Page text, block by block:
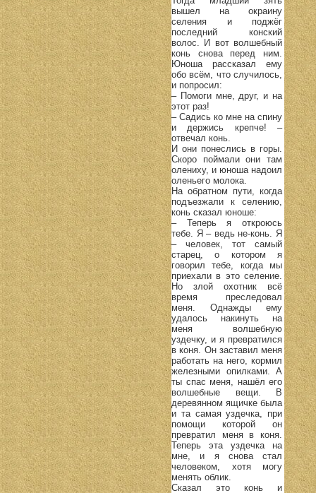
вышел на окраину
селения и поджёг
последний конский
волос. И вот волшебный
конь снова перед ним.
Юноша рассказал ему
обо всём, что случилось,
и попросил:
– Помоги мне, друг, и на
этот раз!
– Садись ко мне на спину
и держись крепче! –
отвечал конь.
И они понеслись в горы.
Скоро поймали они там
олениху, и юноша надоил
оленьего молока.
На обратном пути, когда
подъезжали к селению,
конь сказал юноше:
– Теперь я откроюсь
тебе. Я – ведь не-конь. Я
– человек, тот самый
старец, о котором я
говорил тебе, когда мы
приехали в это селение.
Но злой охотник всё
время преследовал
меня. Однажды ему
удалось накинуть на
меня волшебную
уздечку, и я превратился
в коня. Он заставил меня
работать на него, кормил
железными опилками. А
ты спас меня, нашёл его
волшебные вещи. В
деревянном ящичке была
и та самая уздечка, при
помощи которой он
превратил меня в коня.
Теперь эта уздечка на
мне, и я снова стал
человеком, хотя могу
менять облик.
Сказал это конь и